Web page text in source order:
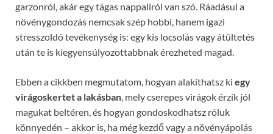
garzonról, akár egy tágas nappaliról van szó. Ráadásul a
növénygondozás nemcsak szép hobbi, hanem igazi
stresszoldó tevékenység is: egy kis locsolás vagy átültetés
után te is kiegyensúlyozottabbnak érezheted magad.
Ebben a cikkben megmutatom, hogyan alakíthatsz ki egy
virágoskertet a lakásban, mely cserepes virágok érzik jól
magukat beltéren, és hogyan gondoskodhatsz róluk
könnyedén – akkor is, ha még kezdő vagy a növényápolás